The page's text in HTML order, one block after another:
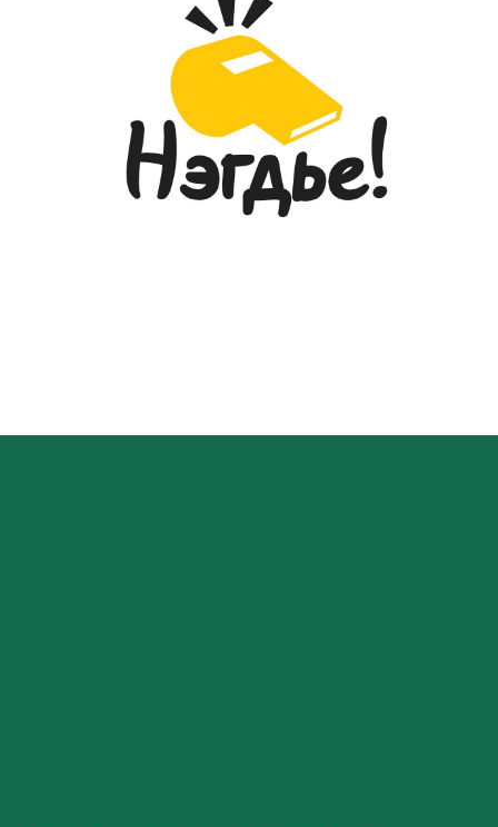
2026-05-27
“УЛААНБААТАР МАРАФОН-2026”
ОЛОН УЛСЫН ГҮЙЛТИЙН ТЭМЦЭЭНД
ГССҮТ-ИЙН ЭМЧ, МЭРГЭЖИЛТНҮҮД
АМЖИЛТТАЙ ОРОЛЦЛОО...
2026-05-26
ГЭМТЭЛ СОГОГ СУДЛАЛЫН
ҮНДЭСНИЙ ТӨВИЙН ДЭРГЭДЭХ